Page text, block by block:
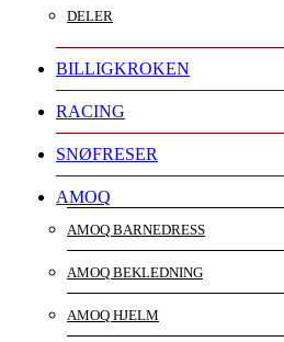
DELER
BILLIGKROKEN
RACING
SNØFRESER
AMOQ
AMOQ BARNEDRESS
AMOQ BEKLEDNING
AMOQ HJELM